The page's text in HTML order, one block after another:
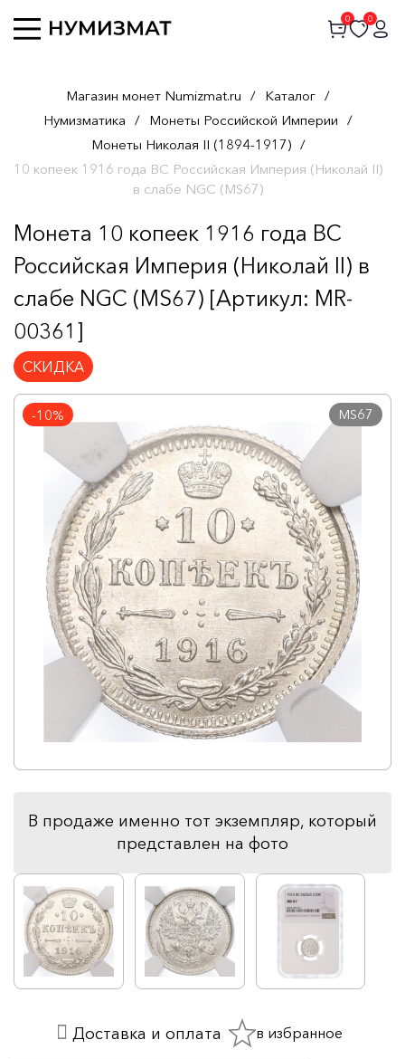
0 0
Магазин монет Numizmat.ru / Каталог /
Нумизматика / Монеты Российской Империи /
Монеты Николая II (1894-1917) /
10 копеек 1916 года ВС Российская Империя (Николай II)
в слабе NGC (MS67)
Монета 10 копеек 1916 года ВС
Российская Империя (Николай II) в
слабе NGC (MS67) [Артикул: MR-
00361]
СКИДКА
-10% MS67
В продаже именно тот экземпляр, который
представлен на фото
Доставка и оплата в избранное